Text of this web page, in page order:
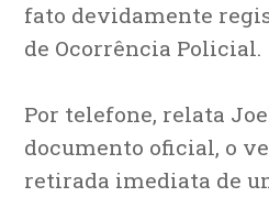
fato devidamente
de Ocorrência Policial.
Por telefone, relata
documento oficial, o
retirada imediata de